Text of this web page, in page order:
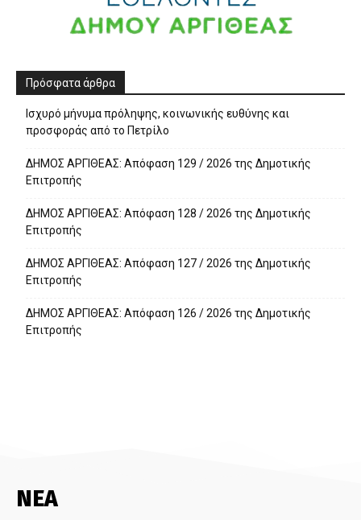
Πρόσφατα άρθρα
Ισχυρό μήνυμα πρόληψης, κοινωνικής ευθύνης και
προσφοράς από το Πετρίλο
ΔΗΜΟΣ ΑΡΓΙΘΕΑΣ: Απόφαση 129 / 2026 της Δημοτικής
Επιτροπής
ΔΗΜΟΣ ΑΡΓΙΘΕΑΣ: Απόφαση 128 / 2026 της Δημοτικής
Επιτροπής
ΔΗΜΟΣ ΑΡΓΙΘΕΑΣ: Απόφαση 127 / 2026 της Δημοτικής
Επιτροπής
ΔΗΜΟΣ ΑΡΓΙΘΕΑΣ: Απόφαση 126 / 2026 της Δημοτικής
Επιτροπής
ΝΕΑ